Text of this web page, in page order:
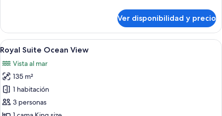
Suite
Ocean
View
Ver disponibilidad y precio
Ver
todas
las
fotos
de
Royal
Suite
Amplia habitación de hotel con una
7
Royal Suite Ocean View
Vista al mar
135 m²
1 habitación
3 personas